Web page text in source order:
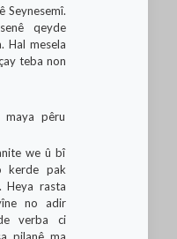
Seynesemî.
qeyde
Hal mesela
teba non
maya pêru
we û bî
kerde pak
Heya rasta
no adir
verba ci